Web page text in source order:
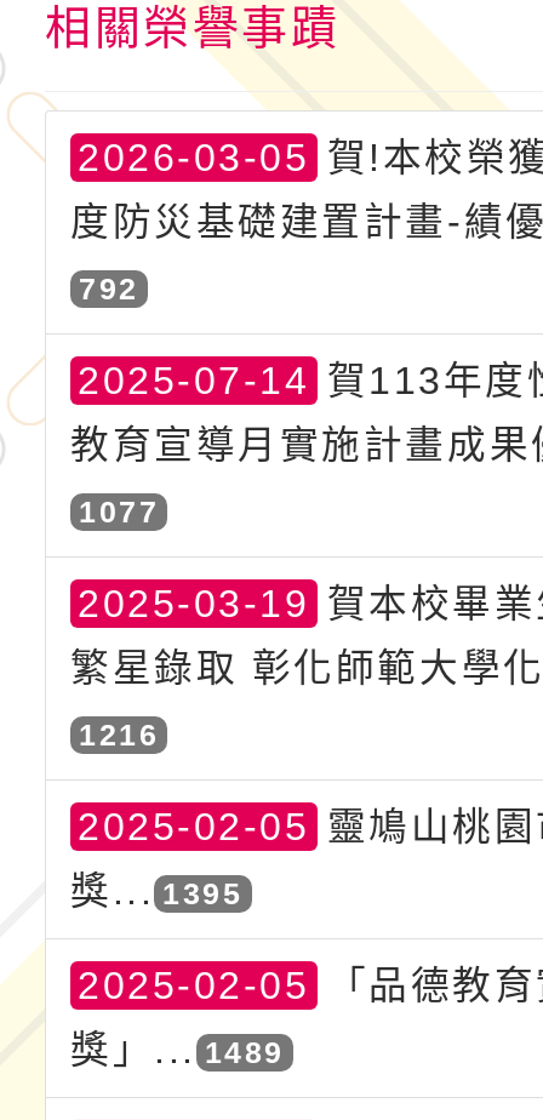
相關榮譽事蹟
2026-03-05 賀!本校榮
度防災基礎建置計畫-績
792
2025-07-14 賀113年度
教育宣導月實施計畫成
1077
2025-03-19 賀本校畢
繁星錄取 彰化師範大學
1216
2025-02-05 靈鳩山桃
獎... 1395
2025-02-05
「品德教
獎」... 1489